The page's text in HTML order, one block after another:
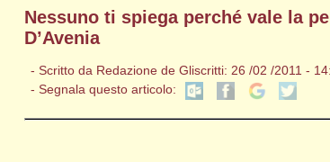
Nessuno ti spiega perché vale la
D’Avenia
- Scritto da Redazione de Gliscritti: 26 /02 /2011 -
- Segnala questo articolo: